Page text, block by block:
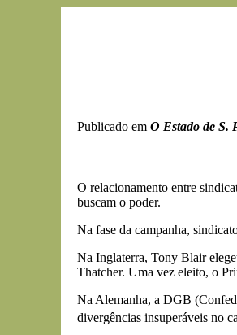
Publicado em O Estado de S.
O relacionamento entre
buscam o poder.
Na fase da campanha,
Na Inglaterra, Tony Blair
Thatcher. Uma vez eleito, o
Na Alemanha, a DGB
divergências insuperáveis no